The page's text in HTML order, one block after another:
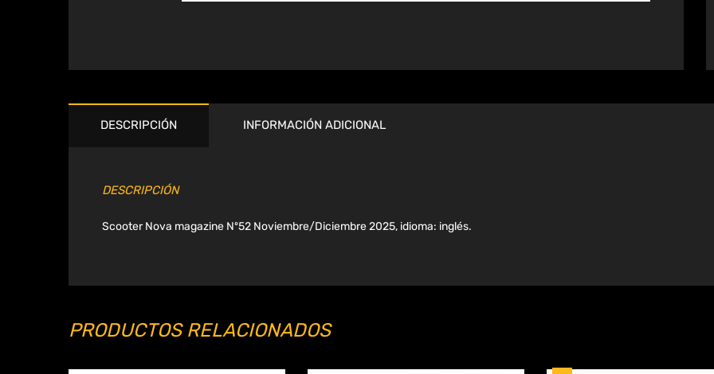
DESCRIPCIÓN INFORMACIÓN ADICIONAL
DESCRIPCIÓN
Scooter Nova magazine Nº52 Noviembre/Diciembre 2025, idioma: inglés.
PRODUCTOS RELACIONADOS